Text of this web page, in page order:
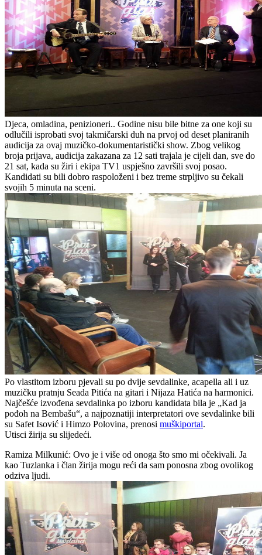
Djeca, omladina, penizioneri.. Godine nisu bile bitne za one koji su
odlučili isprobati svoj takmičarski duh na prvoj od deset planiranih
audicija za ovaj muzičko-dokumentaristički show. Zbog velikog
broja prijava, audicija zakazana za 12 sati trajala je cijeli dan, sve do
21 sat, kada su žiri i ekipa TV1 uspješno završili svoj posao.
Kandidati su bili dobro raspoloženi i bez treme strpljivo su čekali
svojih 5 minuta na sceni.
Po vlastitom izboru pjevali su po dvije sevdalinke, acapella ali i uz
muzičku pratnju Seada Pitića na gitari i Nijaza Hatića na harmonici.
Najčešće izvođena sevdalinka po izboru kandidata bila je „Kad ja
pođoh na Bembašu“, a najpoznatiji interpretatori ove sevdalinke bili
su Safet Isović i Himzo Polovina, prenosi muškiportal.
Utisci žirija su slijedeći.
Ramiza Milkunić: Ovo je i više od onoga što smo mi očekivali. Ja
kao Tuzlanka i član žirija mogu reći da sam ponosna zbog ovolikog
odziva ljudi.